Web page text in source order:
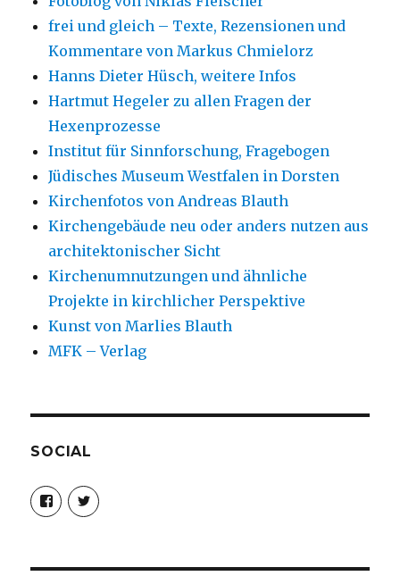
frei und gleich – Texte, Rezensionen und
Kommentare von Markus Chmielorz
Hanns Dieter Hüsch, weitere Infos
Hartmut Hegeler zu allen Fragen der
Hexenprozesse
Institut für Sinnforschung, Fragebogen
Jüdisches Museum Westfalen in Dorsten
Kirchenfotos von Andreas Blauth
Kirchengebäude neu oder anders nutzen aus
architektonischer Sicht
Kirchenumnutzungen und ähnliche
Projekte in kirchlicher Perspektive
Kunst von Marlies Blauth
MFK – Verlag
SOCIAL
Profil
von
christoph.fleischer1
anzeigen
Profil
von
anzeigen